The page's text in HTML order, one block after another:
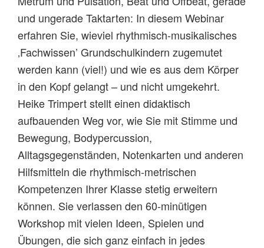
und ungerade Taktarten: In diesem Webinar
erfahren Sie, wieviel rhythmisch-musikalisches
‚Fachwissen’ Grundschulkindern zugemutet
werden kann (viel!) und wie es aus dem Körper
in den Kopf gelangt – und nicht umgekehrt.
Heike Trimpert stellt einen didaktisch
aufbauenden Weg vor, wie Sie mit Stimme und
Bewegung, Bodypercussion,
Alltagsgegenständen, Notenkarten und anderen
Hilfsmitteln die rhythmisch-metrischen
Kompetenzen Ihrer Klasse stetig erweitern
können. Sie verlassen den 60-minütigen
Workshop mit vielen Ideen, Spielen und
Übungen, die sich ganz einfach in jedes